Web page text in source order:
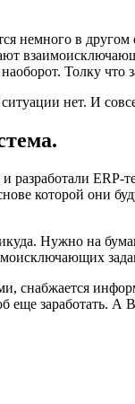
немного в
Толку
нет. И
которой они
Нужно на
снабжается
заработать.